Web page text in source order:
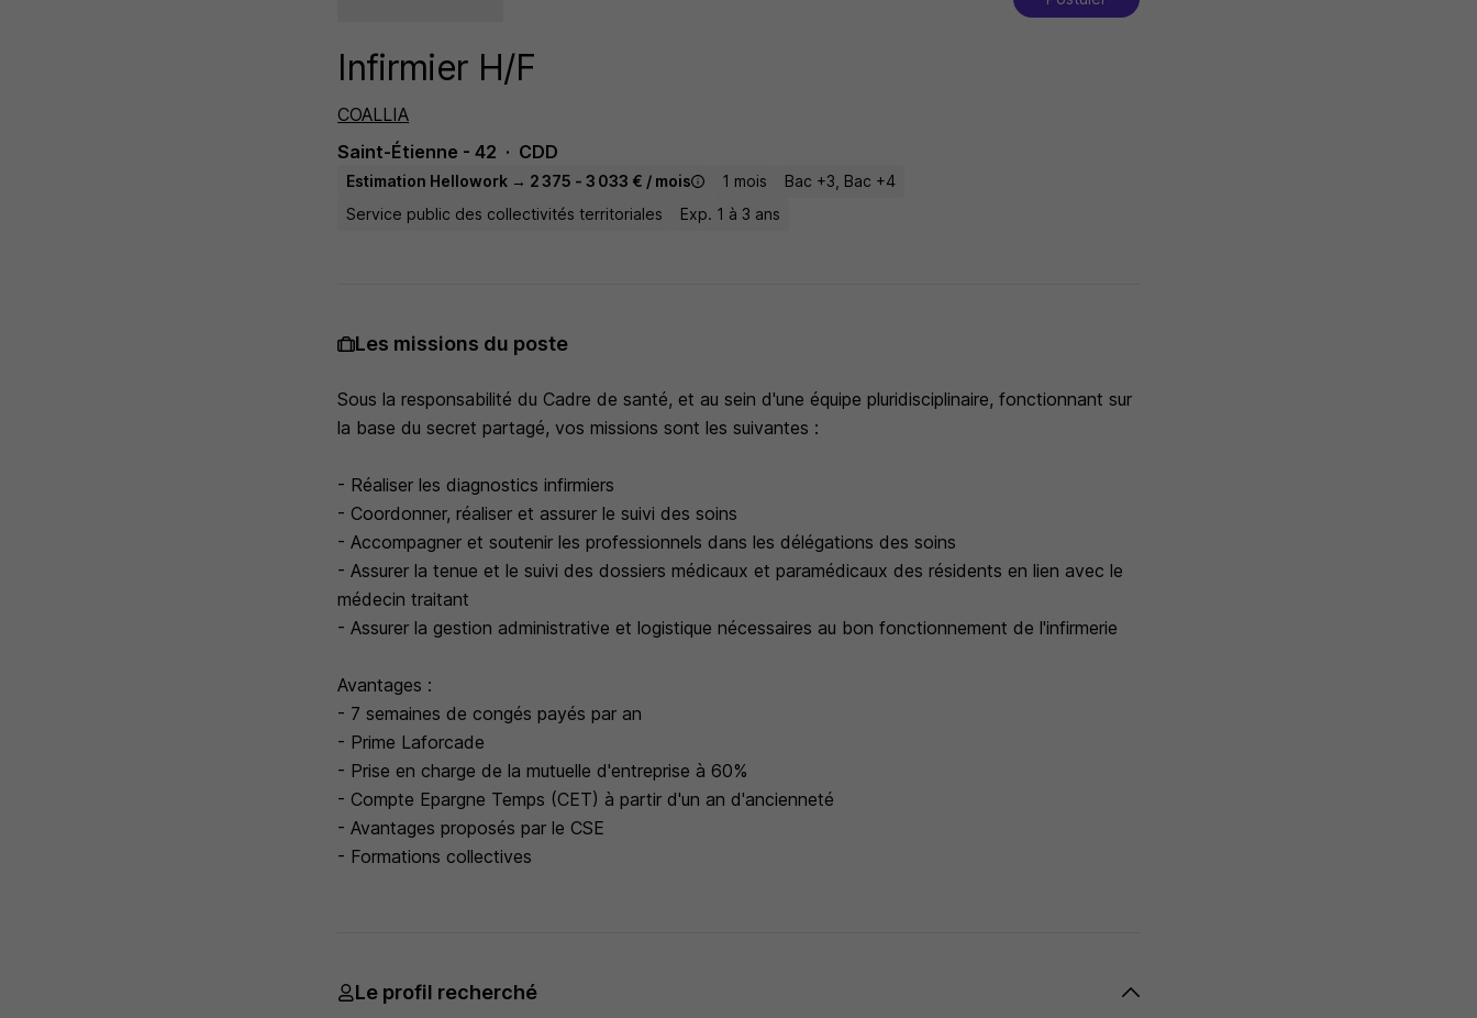
Infirmier H/F
COALLIA
Saint-Étienne - 42
CDD
Estimation Hellowork → 2 375 - 3 033 € / mois 1 mois
Bac +3, Bac +4
Service public des collectivités territoriales
Exp. 1 à 3 ans
Les missions du poste
Sous la responsabilité du Cadre de santé, et au sein d'une équipe pluridisciplinaire, fonctionnant sur
la base du secret partagé, vos missions sont les suivantes :
- Réaliser les diagnostics infirmiers
- Coordonner, réaliser et assurer le suivi des soins
- Accompagner et soutenir les professionnels dans les délégations des soins
- Assurer la tenue et le suivi des dossiers médicaux et paramédicaux des résidents en lien avec le
médecin traitant
- Assurer la gestion administrative et logistique nécessaires au bon fonctionnement de l'infirmerie
Avantages :
- 7 semaines de congés payés par an
- Prime Laforcade
- Prise en charge de la mutuelle d'entreprise à 60%
- Compte Epargne Temps (CET) à partir d'un an d'ancienneté
- Avantages proposés par le CSE
- Formations collectives
Le profil recherché